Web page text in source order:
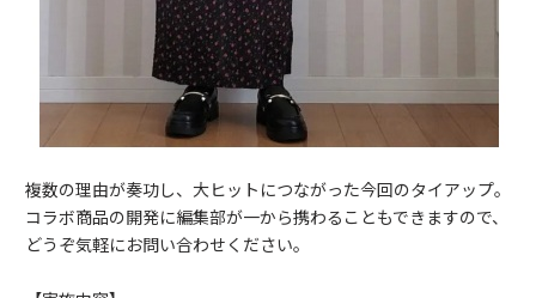
複数の理由が奏功し、大ヒットにつながった今回のタイアップ。
コラボ商品の開発に編集部が一から携わることもできますので、
どうぞ気軽にお問い合わせください。